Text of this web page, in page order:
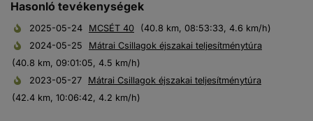
Hasonló tevékenységek
2025-05-24 MCSÉT 40
(40.8 km, 08:53:33, 4.6 km/h)
2024-05-25
Mátrai Csillagok éjszakai teljesítménytúra
(40.8 km, 09:01:05, 4.5 km/h)
2023-05-27
Mátrai Csillagok éjszakai teljesítménytúra
(42.4 km, 10:06:42, 4.2 km/h)